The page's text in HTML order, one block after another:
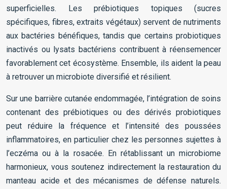
superficielles. Les prébiotiques topiques (sucres
spécifiques, fibres, extraits végétaux) servent de nutriments
aux bactéries bénéfiques, tandis que certains probiotiques
inactivés ou lysats bactériens contribuent à réensemencer
favorablement cet écosystème. Ensemble, ils aident la peau
à retrouver un microbiote diversifié et résilient.
Sur une barrière cutanée endommagée, l’intégration de soins
contenant des prébiotiques ou des dérivés probiotiques
peut réduire la fréquence et l’intensité des poussées
inflammatoires, en particulier chez les personnes sujettes à
l’eczéma ou à la rosacée. En rétablissant un microbiome
harmonieux, vous soutenez indirectement la restauration du
manteau acide et des mécanismes de défense naturels.